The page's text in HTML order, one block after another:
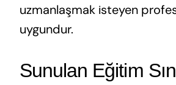
uzmanlaşmak isteyen
uygundur.
Sunulan Eğitim